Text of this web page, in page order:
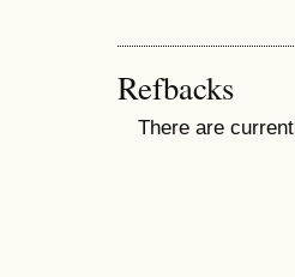
Refbacks
There are